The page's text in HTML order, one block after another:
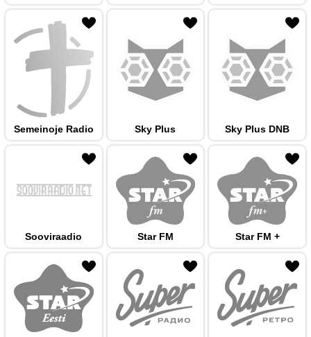
Semeinoje Radio Sky Plus Sky Plus DNB
Sooviraadio Star FM Star FM +